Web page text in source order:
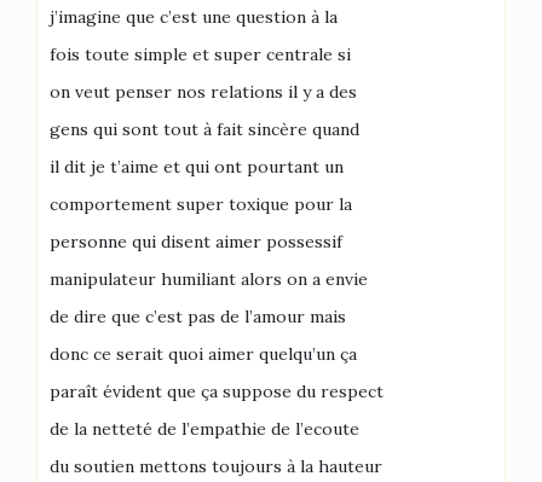
j’imagine que c’est une question à la
fois toute simple et super centrale si
on veut penser nos relations il y a des
gens qui sont tout à fait sincère quand
il dit je t’aime et qui ont pourtant un
comportement super toxique pour la
personne qui disent aimer possessif
manipulateur humiliant alors on a envie
de dire que c’est pas de l’amour mais
donc ce serait quoi aimer quelqu’un ça
paraît évident que ça suppose du respect
de la netteté de l’empathie de l’ecoute
du soutien mettons toujours à la hauteur